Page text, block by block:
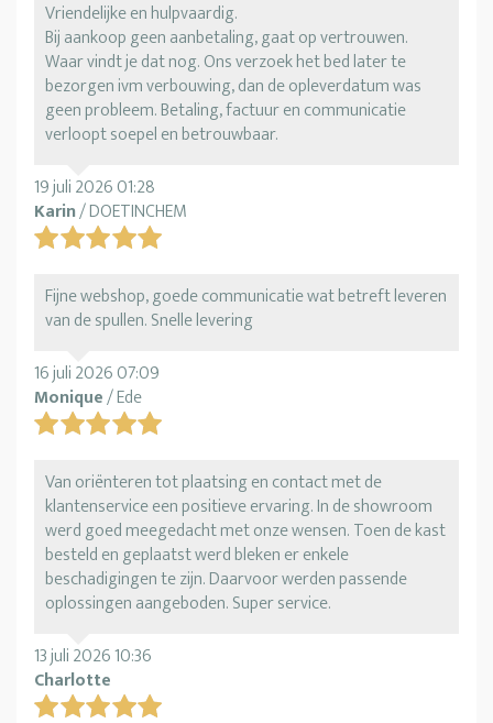
Vriendelijke en hulpvaardig.
Bij aankoop geen aanbetaling, gaat op vertrouwen.
Waar vindt je dat nog. Ons verzoek het bed later te
bezorgen ivm verbouwing, dan de opleverdatum was
geen probleem. Betaling, factuur en communicatie
verloopt soepel en betrouwbaar.
19 juli 2026 01:28
Karin/ DOETINCHEM
Fijne webshop, goede communicatie wat betreft leveren
van de spullen. Snelle levering
16 juli 2026 07:09
Monique/ Ede
Van oriënteren tot plaatsing en contact met de
klantenservice een positieve ervaring. In de showroom
werd goed meegedacht met onze wensen. Toen de kast
besteld en geplaatst werd bleken er enkele
beschadigingen te zijn. Daarvoor werden passende
oplossingen aangeboden. Super service.
13 juli 2026 10:36
Charlotte